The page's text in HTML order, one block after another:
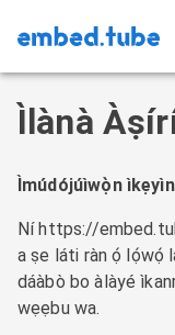
Ìlànà
Ìmúdójúìwọ̀n
Ní https://
a ṣe láti ràn ọ́ lọ́wọ́
dáàbò bo àlàyé
wẹẹbu wa.